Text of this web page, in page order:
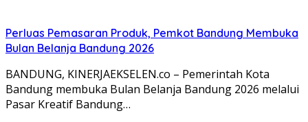
Perluas Pemasaran Produk, Pemkot Bandung Membuka
Bulan Belanja Bandung 2026
BANDUNG, KINERJAEKSELEN.co – Pemerintah Kota
Bandung membuka Bulan Belanja Bandung 2026 melalui
Pasar Kreatif Bandung…